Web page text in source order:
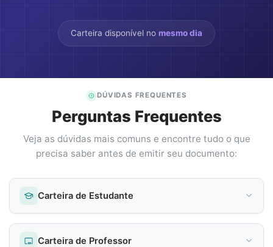
Carteira disponível no mesmo dia
DÚVIDAS FREQUENTES
Perguntas Frequentes
Veja as dúvidas mais comuns e encontre tudo o que
precisa saber antes de emitir seu documento:
Carteira de Estudante
Carteira de Professor